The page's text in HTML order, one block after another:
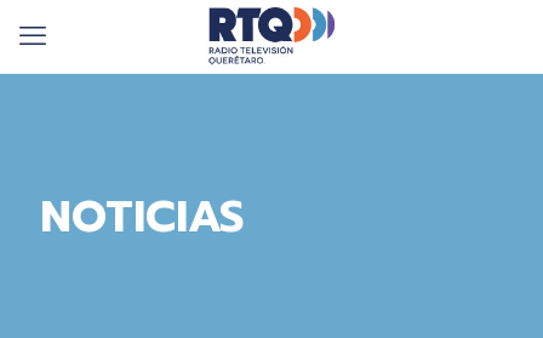
NOTICIAS